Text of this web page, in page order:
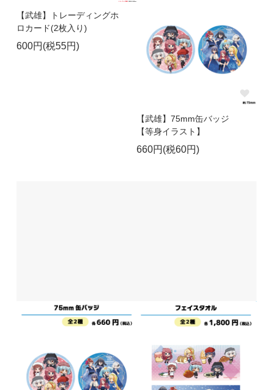
【武雄】トレーディングホ
ロカード(2枚入り)
600円(税55円)
【武雄】75mm缶バッジ
【等身イラスト】
660円(税60円)